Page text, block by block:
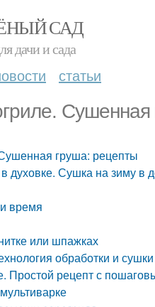
САД
дачи и сада
статьи
груша: рецепты
духовке. Сушка на зиму в
время
или шпажках
обработки и
Простой рецепт с